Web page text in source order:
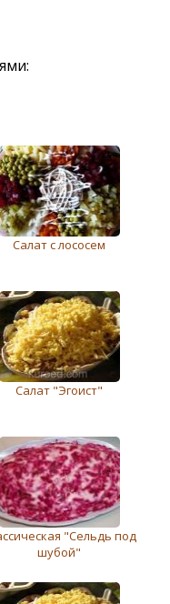
Салат с лососем
Салат "Эгоист"
"Сельдь под
шубой"